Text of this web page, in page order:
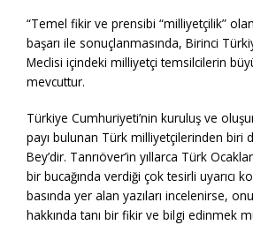
“Temel fikir ve prensibi “milliyetçilik”
başarı ile sonuçlanmasında, Birinci
Meclisi içindeki milliyetçi temsilcilerin
mevcuttur.
Türkiye Cumhuriyeti’nin kuruluş ve
payı bulunan Türk milliyetçilerinden biri
Bey’dir. Tanrıöver’in yıllarca Türk
bir bucağında verdiği çok tesirli uyarıcı
basında yer alan yazıları incelenirse,
hakkında tanı bir fikir ve bilgi edinmek